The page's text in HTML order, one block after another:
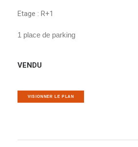
Etage : R+1
1 place de parking
VENDU
VISIONNER LE PLAN